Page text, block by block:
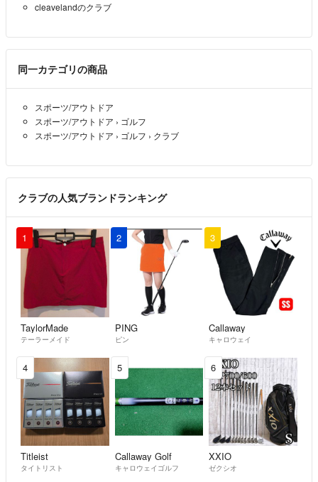
cleavelandのクラブ
同一カテゴリの商品
スポーツ/アウトドア
スポーツ/アウトドア › ゴルフ
スポーツ/アウトドア › ゴルフ › クラブ
クラブの人気ブランドランキング
1
TaylorMade
テーラーメイド
2
PING
ピン
3
Callaway
キャロウェイ
4
Titleist
タイトリスト
5
Callaway Golf
キャロウェイゴルフ
6
XXIO
ゼクシオ